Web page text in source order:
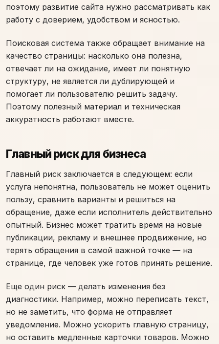
поэтому развитие сайта нужно рассматривать как
работу с доверием, удобством и ясностью.
Поисковая система также обращает внимание на
качество страницы: насколько она полезна,
отвечает ли на ожидание, имеет ли понятную
структуру, не является ли дублирующей и
помогает ли пользователю решить задачу.
Поэтому полезный материал и техническая
аккуратность работают вместе.
Главный риск для бизнеса
Главный риск заключается в следующем: если
услуга непонятна, пользователь не может оценить
пользу, сравнить варианты и решиться на
обращение, даже если исполнитель действительно
опытный. Бизнес может тратить время на новые
публикации, рекламу и внешнее продвижение, но
терять обращения в самой важной точке — на
странице, где человек уже готов принять решение.
Еще один риск — делать изменения без
диагностики. Например, можно переписать текст,
но не заметить, что форма не отправляет
уведомление. Можно ускорить главную страницу,
но оставить медленные карточки товаров. Можно